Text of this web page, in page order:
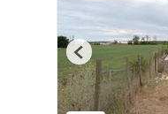
Previous